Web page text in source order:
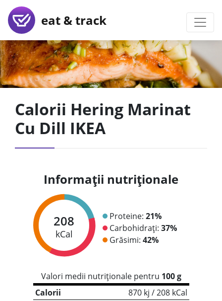
eat & track
Calorii Hering Marinat
Cu Dill IKEA
Informații nutriționale
208
kCal
Proteine: 21%
Carbohidrați: 37%
Grăsimi: 42%
Valori medii nutriționale pentru 100 g
Calorii
870 kj / 208 kCal